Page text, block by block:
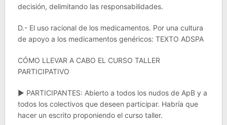
decisión, delimitando las responsabilidades.
D.- El uso racional de los medicamentos. Por una cultura
de apoyo a los medicamentos genéricos: TEXTO ADSPA
CÓMO LLEVAR A CABO EL CURSO TALLER
PARTICIPATIVO
► PARTICIPANTES: Abierto a todos los nudos de ApB y a
todos los colectivos que deseen participar. Habría que
hacer un escrito proponiendo el curso taller.